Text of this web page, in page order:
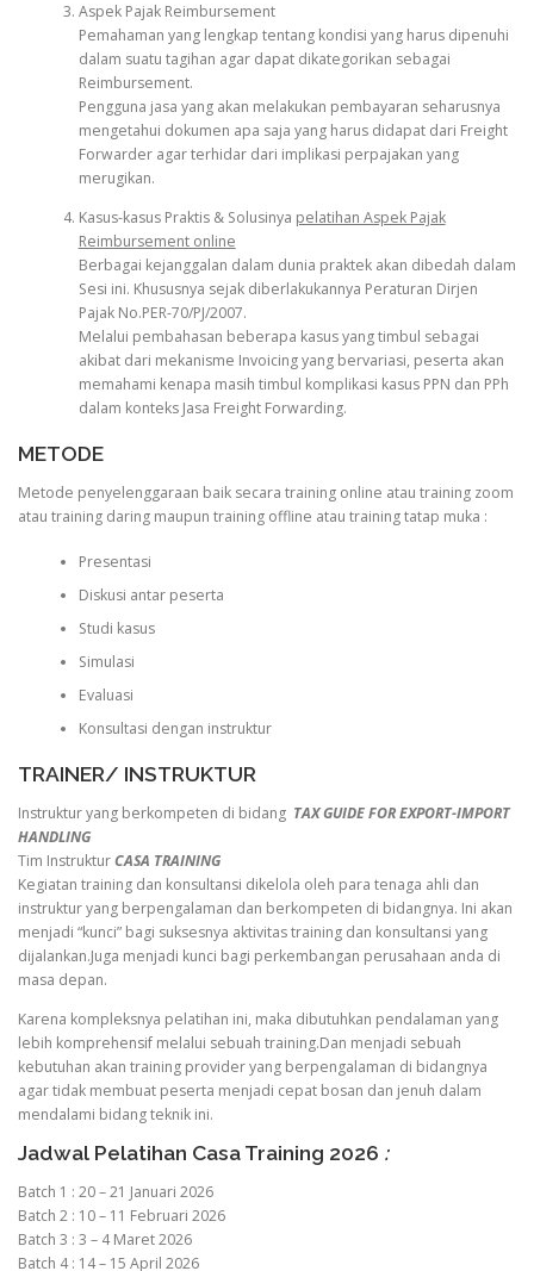
Aspek Pajak Reimbursement
Pemahaman yang lengkap tentang kondisi yang harus dipenuhi
dalam suatu tagihan agar dapat dikategorikan sebagai
Reimbursement.
Pengguna jasa yang akan melakukan pembayaran seharusnya
mengetahui dokumen apa saja yang harus didapat dari Freight
Forwarder agar terhidar dari implikasi perpajakan yang
merugikan.
Kasus-kasus Praktis & Solusinya pelatihan Aspek Pajak
Reimbursement online
Berbagai kejanggalan dalam dunia praktek akan dibedah dalam
Sesi ini. Khususnya sejak diberlakukannya Peraturan Dirjen
Pajak No.PER-70/PJ/2007.
Melalui pembahasan beberapa kasus yang timbul sebagai
akibat dari mekanisme Invoicing yang bervariasi, peserta akan
memahami kenapa masih timbul komplikasi kasus PPN dan PPh
dalam konteks Jasa Freight Forwarding.
METODE
Metode penyelenggaraan baik secara training online atau training zoom
atau training daring maupun training offline atau training tatap muka :
Presentasi
Diskusi antar peserta
Studi kasus
Simulasi
Evaluasi
Konsultasi dengan instruktur
TRAINER/ INSTRUKTUR
Instruktur yang berkompeten di bidang TAX GUIDE FOR EXPORT-IMPORT
HANDLING
Tim InstrukturCASA TRAINING
Kegiatan training dan konsultansi dikelola oleh para tenaga ahli dan
instruktur yang berpengalaman dan berkompeten di bidangnya. Ini akan
menjadi “kunci” bagi suksesnya aktivitas training dan konsultansi yang
dijalankan.Juga menjadi kunci bagi perkembangan perusahaan anda di
masa depan.
Karena kompleksnya pelatihan ini, maka dibutuhkan pendalaman yang
lebih komprehensif melalui sebuah training.Dan menjadi sebuah
kebutuhan akan training provider yang berpengalaman di bidangnya
agar tidak membuat peserta menjadi cepat bosan dan jenuh dalam
mendalami bidang teknik ini.
Jadwal Pelatihan Casa Training 2026 :
Batch 1 : 20 – 21 Januari 2026
Batch 2 : 10 – 11 Februari 2026
Batch 3 : 3 – 4 Maret 2026
Batch 4 : 14 – 15 April 2026